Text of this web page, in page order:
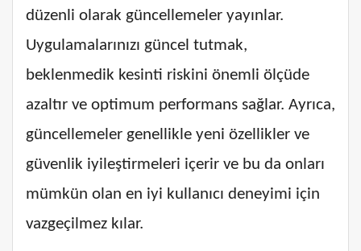
düzenli olarak güncellemeler yayınlar.
Uygulamalarınızı güncel tutmak,
beklenmedik kesinti riskini önemli ölçüde
azaltır ve optimum performans sağlar. Ayrıca,
güncellemeler genellikle yeni özellikler ve
güvenlik iyileştirmeleri içerir ve bu da onları
mümkün olan en iyi kullanıcı deneyimi için
vazgeçilmez kılar.